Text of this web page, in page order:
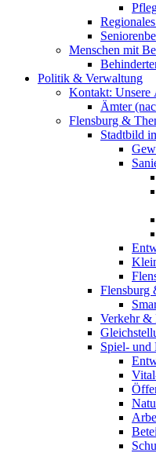
Menschen mit
Politik & Verwaltung
Kontakt: Unsere
Ämter
Flensburg &
Stadtbild
Flensburg
Verkehr &
Spiel- und